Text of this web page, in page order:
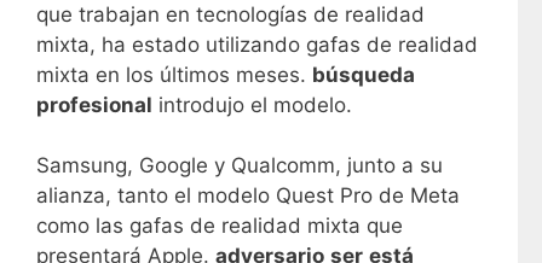
que trabajan en tecnologías de realidad
mixta, ha estado utilizando gafas de realidad
mixta en los últimos meses. búsqueda
profesional introdujo el modelo.
Samsung, Google y Qualcomm, junto a su
alianza, tanto el modelo Quest Pro de Meta
como las gafas de realidad mixta que
presentará Apple. adversario ser está